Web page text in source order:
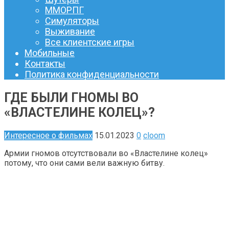
ММОРПГ
Симуляторы
Выживание
Все клиентские игры
Мобильные
Контакты
Политика конфиденциальности
ГДЕ БЫЛИ ГНОМЫ ВО
«ВЛАСТЕЛИНЕ КОЛЕЦ»?
Интересное о фильмах 15.01.2023 0 cloom
Армии гномов отсутствовали во «Властелине колец»
потому, что они сами вели важную битву.